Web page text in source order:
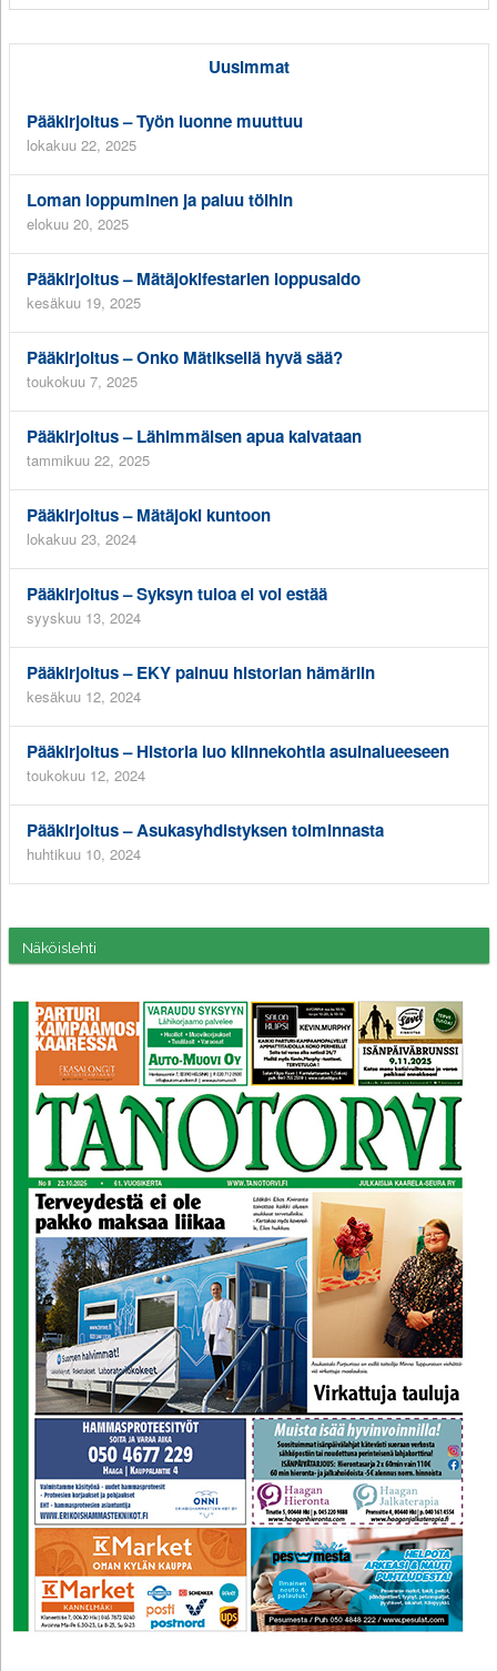
Uusimmat
Pääkirjoitus – Työn luonne muuttuu
lokakuu 22, 2025
Loman loppuminen ja paluu töihin
elokuu 20, 2025
Pääkirjoitus – Mätäjokifestarien loppusaldo
kesäkuu 19, 2025
Pääkirjoitus – Onko Mätiksellä hyvä sää?
toukokuu 7, 2025
Pääkirjoitus – Lähimmäisen apua kaivataan
tammikuu 22, 2025
Pääkirjoitus – Mätäjoki kuntoon
lokakuu 23, 2024
Pääkirjoitus – Syksyn tuloa ei voi estää
syyskuu 13, 2024
Pääkirjoitus – EKY painuu historian hämäriin
kesäkuu 12, 2024
Pääkirjoitus – Historia luo kiinnekohtia asuinalueeseen
toukokuu 12, 2024
Pääkirjoitus – Asukasyhdistyksen toiminnasta
huhtikuu 10, 2024
Näköislehti